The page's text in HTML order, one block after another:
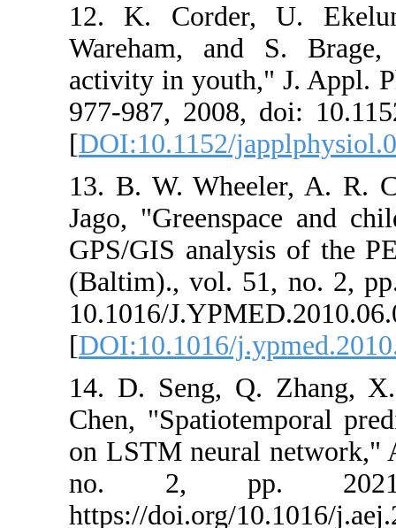
12. K.
Wareham,
activity in
977-987,
[DOI:10.1152/
13. B. W.
Jago,
GPS/GIS
(Baltim)., vol.
10.1016/
[DOI:10.1016/
14. D. Seng,
Chen,
on LSTM
no. 2,
https://doi.org/